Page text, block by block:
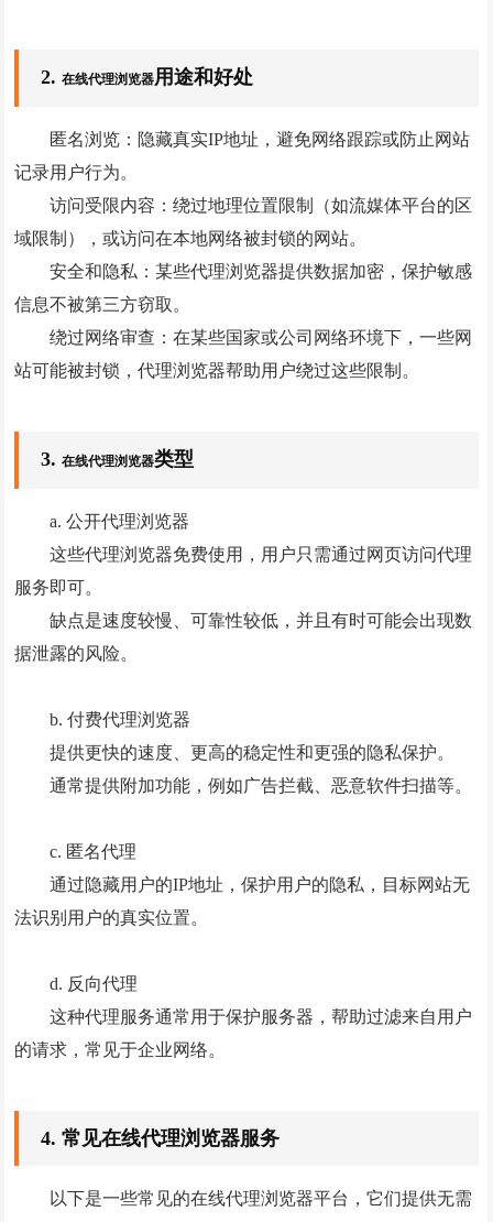
2.在线代理浏览器用途和好处
匿名浏览：隐藏真实IP地址，避免网络跟踪或防止网站
记录用户行为。
访问受限内容：绕过地理位置限制（如流媒体平台的区
域限制），或访问在本地网络被封锁的网站。
安全和隐私：某些代理浏览器提供数据加密，保护敏感
信息不被第三方窃取。
绕过网络审查：在某些国家或公司网络环境下，一些网
站可能被封锁，代理浏览器帮助用户绕过这些限制。
3.在线代理浏览器类型
a. 公开代理浏览器
这些代理浏览器免费使用，用户只需通过网页访问代理
服务即可。
缺点是速度较慢、可靠性较低，并且有时可能会出现数
据泄露的风险。
b. 付费代理浏览器
提供更快的速度、更高的稳定性和更强的隐私保护。
通常提供附加功能，例如广告拦截、恶意软件扫描等。
c. 匿名代理
通过隐藏用户的IP地址，保护用户的隐私，目标网站无
法识别用户的真实位置。
d. 反向代理
这种代理服务通常用于保护服务器，帮助过滤来自用户
的请求，常见于企业网络。
4. 常见在线代理浏览器服务
以下是一些常见的在线代理浏览器平台，它们提供无需